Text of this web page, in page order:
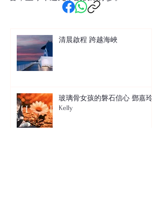
清晨啟程 跨越海峽
玻璃骨女孩的磐石信心 鄧嘉玲
Kelly